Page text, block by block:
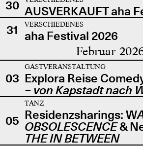
30 AUSVERKAUFT aha
31
VERSCHIEDENES
aha Festival 2026
Februar
03
GASTVERANSTALTUNG
Explora Reise
– von Kapstadt nach
05
TANZ
Residenzsharings:
OBSOLESCENCE&
THE IN BETWEEN